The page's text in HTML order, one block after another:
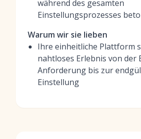
während des gesamten
Einstellungsprozesses
Warum wir sie lieben
Ihre einheitliche Plattform
nahtloses Erlebnis von der
Anforderung bis zur
Einstellung